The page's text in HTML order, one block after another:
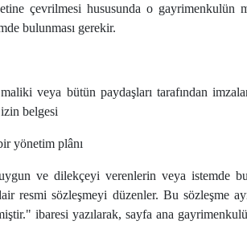
çevrilmesi hususunda o gayrimenkulün
bulunması gerekir.
veya bütün paydaşları tarafından
belgesi
yönetim plânı
ve dilekçeyi verenlerin veya istemde
resmi sözleşmeyi düzenler. Bu sözleşme
ibaresi yazılarak, sayfa ana